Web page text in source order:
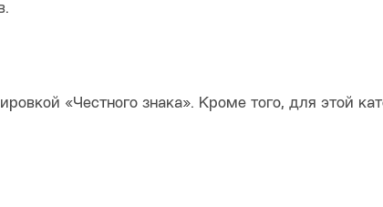
«Честного знака». Кроме того, для этой